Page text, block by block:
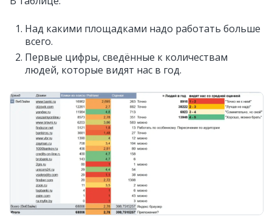
Над какими площадками надо работать больше
всего.
Первые цифры, сведённые к количествам
людей, которые видят нас в год.